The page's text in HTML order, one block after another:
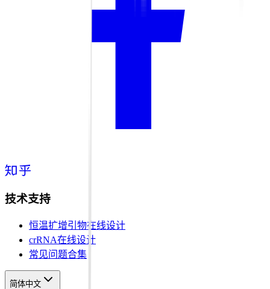
技术支持
恒温扩增引物在线设计
crRNA在线设计
常见问题合集
简体中文